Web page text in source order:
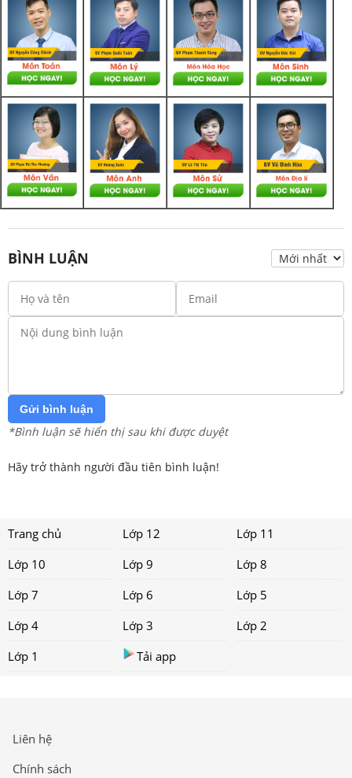
BÌNH LUẬN
Gửi bình luận
*Bình luận sẽ hiển thị sau khi được duyệt
Hãy trở thành người đầu tiên bình luận!
Trang chủ Lớp 12
Lớp 11
Lớp 10
Lớp 9
Lớp 8
Lớp 7
Lớp 6
Lớp 5
Lớp 4
Lớp 3
Lớp 2
Lớp 1
Tải app
Liên hệ
Chính sách